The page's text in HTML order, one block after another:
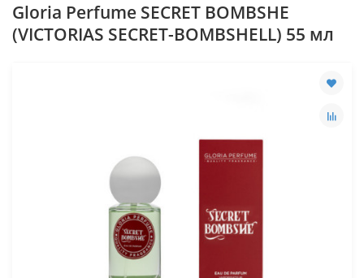
Gloria Perfume SECRET BOMBSHE
(VICTORIAS SECRET-BOMBSHELL) 55 мл